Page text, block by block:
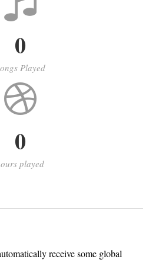
0
Played
0
played
receive some global